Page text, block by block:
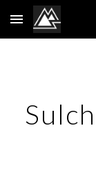
Skip to main